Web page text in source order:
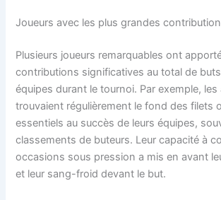
Joueurs avec les plus grandes
Plusieurs joueurs remarquables ont
contributions significatives au total de
équipes durant le tournoi. Par exemple,
trouvaient régulièrement le fond des filets
essentiels au succès de leurs équipes,
classements de buteurs. Leur capacité à
occasions sous pression a mis en avant
et leur sang-froid devant le but.